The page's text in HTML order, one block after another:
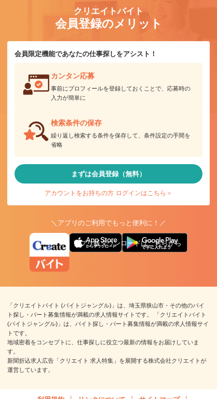
クリエイトバイト
会員登録のメリット
会員限定機能であなたの仕事探しをアシスト！
カンタン応募
事前にプロフィールを登録しておくことで、応募時の
入力が簡単に
検索条件の保存
繰り返し検索する条件を保存して、条件設定の手間を
省略
まずは会員登録（無料）
アカウントをお持ちの方 ログインはこちら＞
＼アプリのご利用でもっと便利に！／
アプリ版ダウンロードはこちらから
「クリエイトバイト (バイトジャングル)」は、埼玉県狭山市・その他のバイ
ト探し・パート募集情報が満載の求人情報サイトです。 「クリエイトバイト
(バイトジャングル)」は、バイト探し・パート募集情報が満載の求人情報サイ
トです。
地域密着をコンセプトに、仕事探しに役立つ最新の情報をお届けしていま
す。
新聞折込求人広告「クリエイト 求人特集」を展開する株式会社クリエイトが
運営しています。